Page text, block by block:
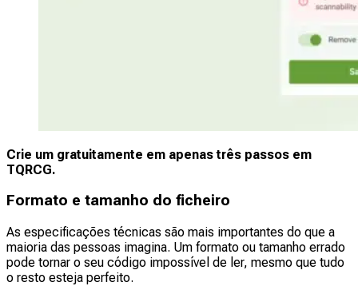
Crie um gratuitamente em apenas três passos em
TQRCG.
Formato e tamanho do ficheiro
As especificações técnicas são mais importantes do que a
maioria das pessoas imagina. Um formato ou tamanho errado
pode tornar o seu código impossível de ler, mesmo que tudo
o resto esteja perfeito.